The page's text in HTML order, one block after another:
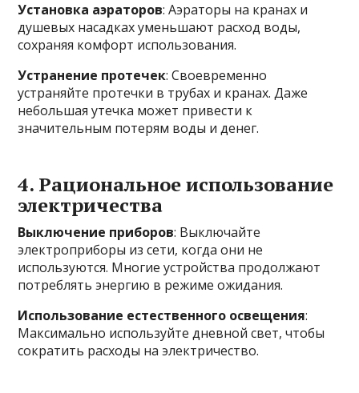
Установка аэраторов: Аэраторы на кранах и
душевых насадках уменьшают расход воды,
сохраняя комфорт использования.
Устранение протечек: Своевременно
устраняйте протечки в трубах и кранах. Даже
небольшая утечка может привести к
значительным потерям воды и денег.
4. Рациональное использование
электричества
Выключение приборов: Выключайте
электроприборы из сети, когда они не
используются. Многие устройства продолжают
потреблять энергию в режиме ожидания.
Использование естественного освещения:
Максимально используйте дневной свет, чтобы
сократить расходы на электричество.